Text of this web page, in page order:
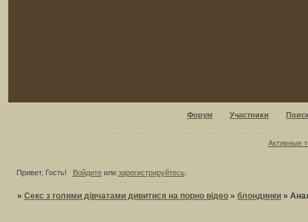
Форум Участники
Активные
Привет, Гость! Войдитеили зарегистрируйтесь.
»Секс з голими дівчатами дивитися на порно відео »блондинки »